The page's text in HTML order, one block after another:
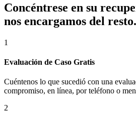
Concéntrese en su
nos encargamos del resto.
1
Evaluación de Caso Gratis
Cuéntenos lo que sucedió con una
compromiso, en línea, por teléfono o
2